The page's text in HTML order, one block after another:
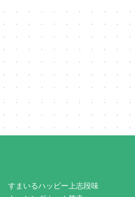
すまいるハッピー上志段味